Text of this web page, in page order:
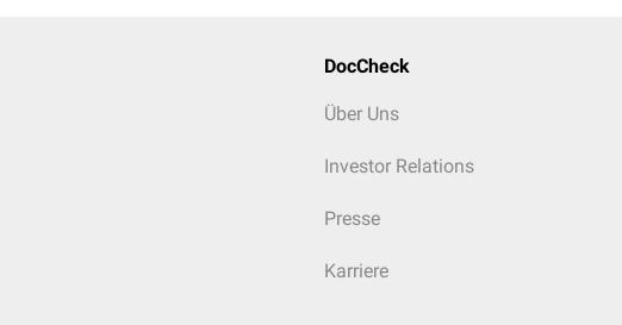
DocCheck
Über Uns
Investor Relations
Presse
Karriere